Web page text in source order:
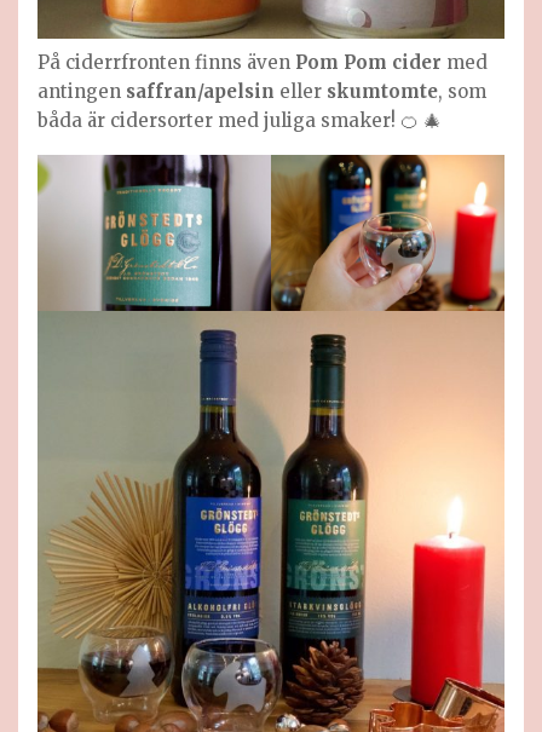
På ciderrfronten finns även Pom Pom cider med
antingen saffran/apelsin eller skumtomte, som
båda är cidersorter med juliga smaker! 🍊 🎄